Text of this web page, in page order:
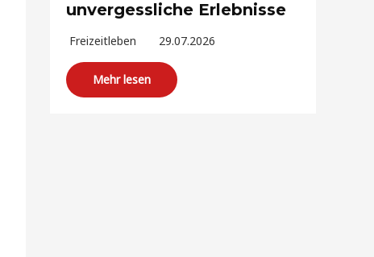
unvergessliche Erlebnisse
Freizeitleben 29.07.2026
Mehr lesen